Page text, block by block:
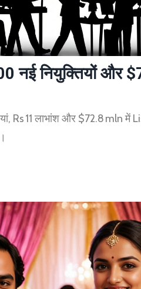
नई नियुक्तियों और
Rs 11 लाभांश और $72.8 mln में